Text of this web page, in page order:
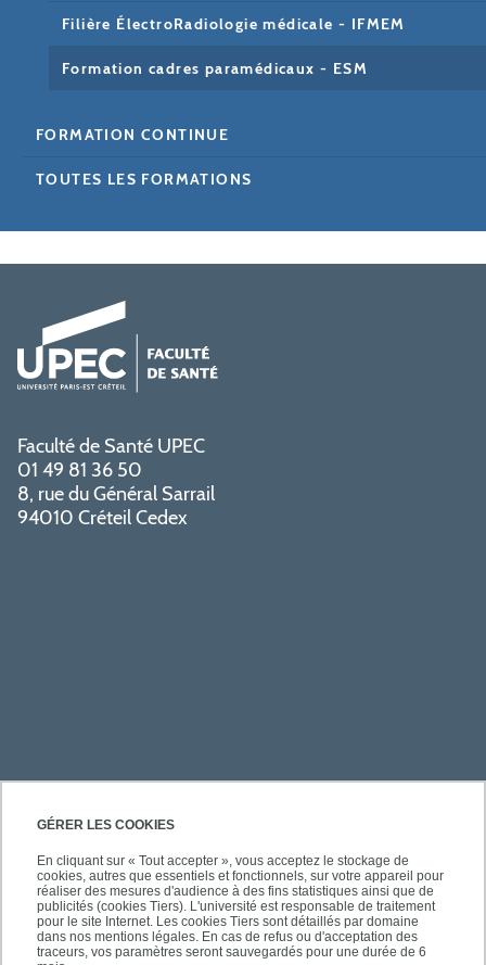
GÉRER LES COOKIES
En cliquant sur « Tout accepter », vous acceptez le stockage de
cookies, autres que essentiels et fonctionnels, sur votre appareil pour
réaliser des mesures d'audience à des fins statistiques ainsi que de
publicités (cookies Tiers). L'université est responsable de traitement
pour le site Internet. Les cookies Tiers sont détaillés par domaine
dans nos mentions légales. En cas de refus ou d'acceptation des
traceurs, vos paramètres seront sauvegardés pour une durée de 6
Filière ÉlectroRadiologie médicale - IFMEM
Formation cadres paramédicaux - ESM
FORMATION CONTINUE
TOUTES LES FORMATIONS
Faculté de Santé UPEC
01 49 81 36 50
8, rue du Général Sarrail
94010 Créteil Cedex
PRATIQUE
ACCÈS RAPIDES